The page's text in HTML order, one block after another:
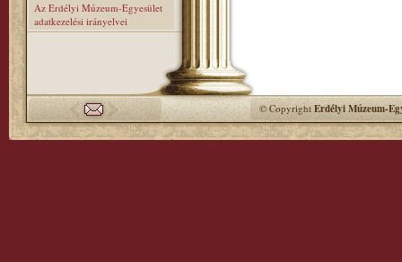
Az Erdélyi Múzeum-Egyesület
adatkezelési irányelvei
© CopyrightErdélyi Múzeum-